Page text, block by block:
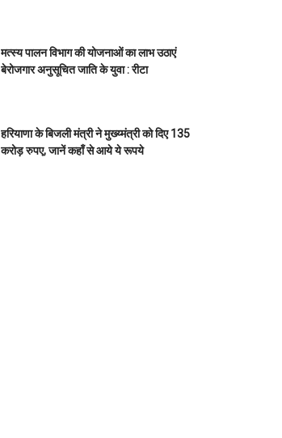
मत्स्य पालन विभाग की योजनाओं का लाभ उठाएं
बेरोजगार अनुसूचित जाति के युवा : रीटा
हरियाणा के बिजली मंत्री ने मुख्य्मंत्री को दिए 135
करोड़ रुपए, जानें कहाँ से आये ये रूपये